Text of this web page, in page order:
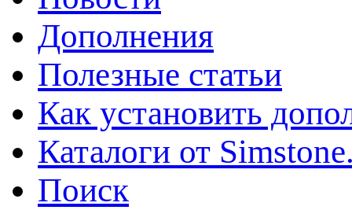
Дополнения
Полезные статьи
Как установить
Каталоги от
Поиск